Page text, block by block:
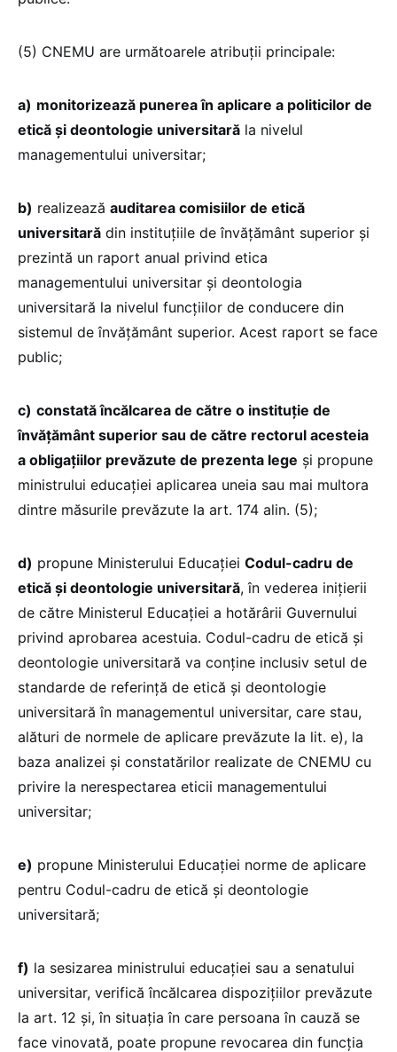
(5) CNEMU are următoarele atribuții principale:
a) monitorizează punerea în aplicare a politicilor de
etică și deontologie universitară la nivelul
managementului universitar;
b) realizează auditarea comisiilor de etică
universitară din instituțiile de învățământ superior și
prezintă un raport anual privind etica
managementului universitar și deontologia
universitară la nivelul funcțiilor de conducere din
sistemul de învățământ superior. Acest raport se face
public;
c) constată încălcarea de către o instituție de
învățământ superior sau de către rectorul acesteia
a obligațiilor prevăzute de prezenta lege și propune
ministrului educației aplicarea uneia sau mai multora
dintre măsurile prevăzute la art. 174 alin. (5);
d) propune Ministerului Educației Codul-cadru de
etică și deontologie universitară, în vederea inițierii
de către Ministerul Educației a hotărârii Guvernului
privind aprobarea acestuia. Codul-cadru de etică și
deontologie universitară va conține inclusiv setul de
standarde de referință de etică și deontologie
universitară în managementul universitar, care stau,
alături de normele de aplicare prevăzute la lit. e), la
baza analizei și constatărilor realizate de CNEMU cu
privire la nerespectarea eticii managementului
universitar;
e) propune Ministerului Educației norme de aplicare
pentru Codul-cadru de etică și deontologie
universitară;
f) la sesizarea ministrului educației sau a senatului
universitar, verifică încălcarea dispozițiilor prevăzute
la art. 12 și, în situația în care persoana în cauză se
face vinovată, poate propune revocarea din funcția